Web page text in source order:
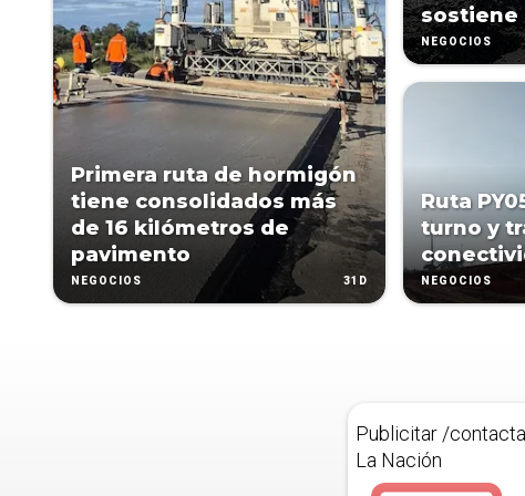
Primera ruta de hormigón
tiene consolidados más
de 16 kilómetros de
pavimento
NEGOCIOS 31D
sostiene
NEGOCIOS
Ruta
turno y
NEGOCIOS
Publicitar /
La Nación